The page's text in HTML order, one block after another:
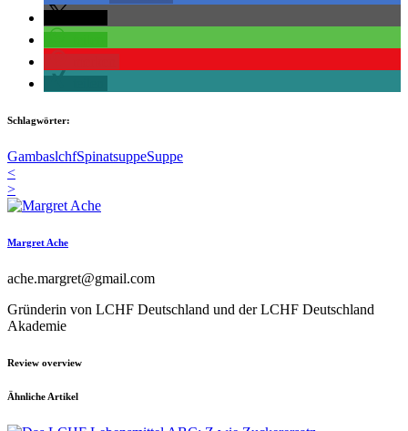
Schlagwörter:
GambaslchfSpinatsuppeSuppe
<
>
Margret Ache
ache.margret@gmail.com
Gründerin von LCHF Deutschland und der LCHF Deutschland
Akademie
Review overview
Ähnliche Artikel